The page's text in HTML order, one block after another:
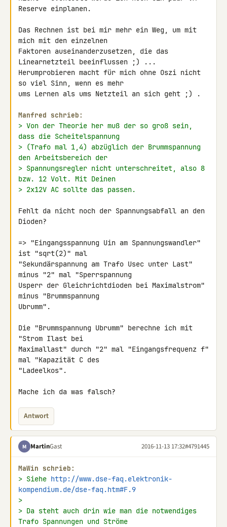
Reserve einplanen.
Das Rechnen ist bei mir mehr ein Weg, um mit
mich mit den einzelnen
Faktoren auseinanderzusetzen, die das
Linearnetzteil beeinflussen ;) ...
Herumprobieren macht für mich ohne Oszi nicht
so viel Sinn, wenn es mehr
ums Lernen als ums Netzteil an sich geht ;) .
Manfred schrieb:
> Von der Theorie her muß der so groß sein,
dass die Scheitelspannung
> (Trafo mal 1,4) abzüglich der Brummspannung
den Arbeitsbereich der
> Spannungsregler nicht unterschreitet, also 8
bzw. 12 Volt. Mit Deinen
> 2x12V AC sollte das passen.
Fehlt da nicht noch der Spannungsabfall an den
Dioden?
=> "Eingangsspannung Uin am Spannungswandler"
ist "sqrt(2)" mal
"Sekundärspannung am Trafo Usec unter Last"
minus "2" mal "Sperrspannung
Usperr der Gleichrichtdioden bei Maximalstrom"
minus "Brummspannung
Ubrumm".
Die "Brummspannung Ubrumm" berechne ich mit
"Strom Ilast bei
Maximallast" durch "2" mal "Eingangsfrequenz f"
mal "Kapazität C des
"Ladeelkos".
Mache ich da was falsch?
Antwort
M MartinGast 2016-11-13 17:32#4791445
MaWin schrieb:
> Siehe http://www.dse-faq.elektronik-
kompendium.de/dse-faq.htm#F.9
>
> Da steht auch drin wie man die notwendiges
Trafo Spannungen und Ströme